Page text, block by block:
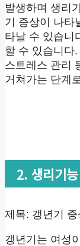
발생하며 생리
기 증상이 나타
타날 수 있습니
할 수 있습니다
스트레스 관리
거쳐가는 단계
2. 생리기
제목: 갱년기 증
갱년기는 여성